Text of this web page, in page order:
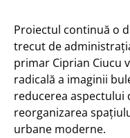
Proiectul continuă o
trecut de
primar Ciprian Ciucu
radicală a imaginii
reducerea aspectului
reorganizarea
urbane moderne.